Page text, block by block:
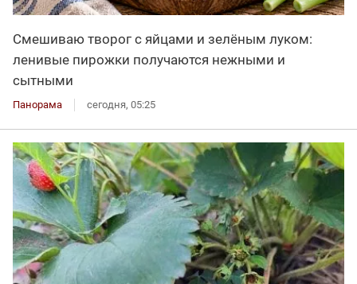
Смешиваю творог с яйцами и зелёным луком:
ленивые пирожки получаются нежными и
сытными
Панорама сегодня, 05:25